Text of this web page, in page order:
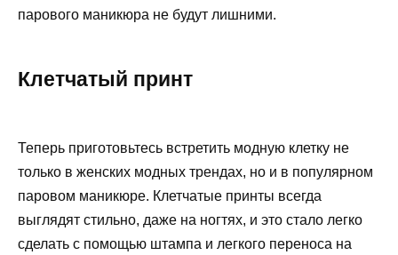
парового маникюра не будут лишними.
Клетчатый принт
Теперь приготовьтесь встретить модную клетку не
только в женских модных трендах, но и в популярном
паровом маникюре. Клетчатые принты всегда
выглядят стильно, даже на ногтях, и это стало легко
сделать с помощью штампа и легкого переноса на